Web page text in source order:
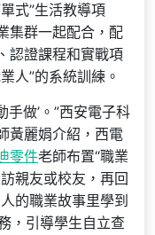
式”生活教導項
集群一起配合，配
認證課程和實戰項
人”的系統訓練。
手做’。”西安電子科
黃麗娟介紹，西電
零件老師布置“職業
親友或校友，再回
的職業故事里學到
，引導學生自立查